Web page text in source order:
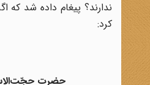
ندارند؟ پیغام داده شد که
کرد:
حضرت حجّت